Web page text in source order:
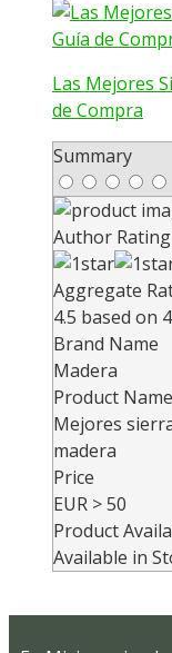
Las Mejores
de Compra
Summary
Author Rating
Aggregate
4.5 based on 4
Brand Name
Madera
Product Name
Mejores
madera
Price
EUR > 50
Product
Available in